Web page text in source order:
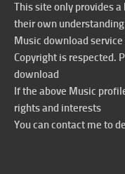
This site only provides
their own
Music download
Copyright is respected.
download
If the above Music
rights and interests
You can contact me to